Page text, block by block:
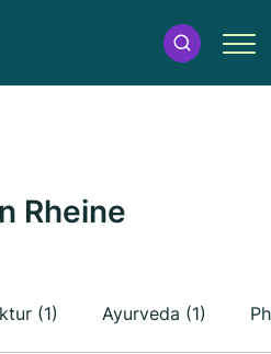
Rheine
(1) Ayurveda (1)